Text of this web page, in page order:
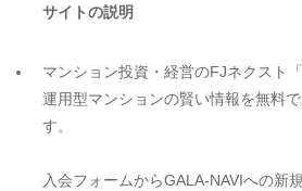
サイトの説明
マンション投資・経営のFJネクスト
運用型マンションの賢い情報を無料
す。
入会フォームからGALA-NAVIへの新